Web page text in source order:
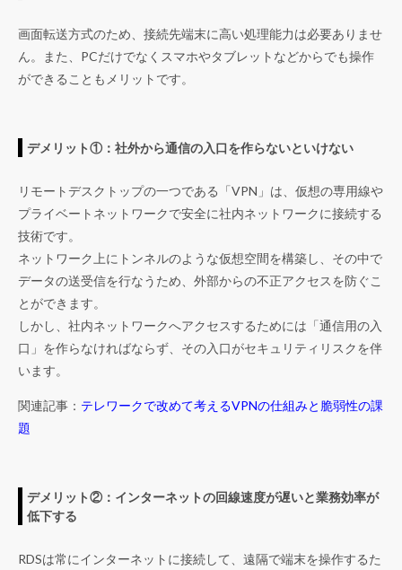
画面転送方式のため、接続先端末に高い処理能力は必要ありませ
ん。また、PCだけでなくスマホやタブレットなどからでも操作
ができることもメリットです。
デメリット①：社外から通信の入口を作らないといけない
リモートデスクトップの一つである「VPN」は、仮想の専用線や
プライベートネットワークで安全に社内ネットワークに接続する
技術です。
ネットワーク上にトンネルのような仮想空間を構築し、その中で
データの送受信を行なうため、外部からの不正アクセスを防ぐこ
とができます。
しかし、社内ネットワークへアクセスするためには「通信用の入
口」を作らなければならず、その入口がセキュリティリスクを伴
います。
関連記事： テレワークで改めて考えるVPNの仕組みと脆弱性の課
題
デメリット②：インターネットの回線速度が遅いと業務効率が
低下する
RDSは常にインターネットに接続して、遠隔で端末を操作するた